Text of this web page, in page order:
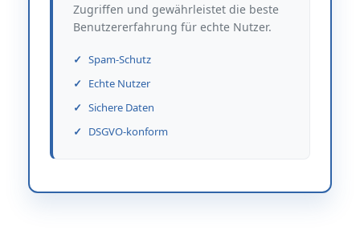
Zugriffen und gewährleistet die beste
Benutzererfahrung für echte Nutzer.
Spam-Schutz
Echte Nutzer
Sichere Daten
DSGVO-konform